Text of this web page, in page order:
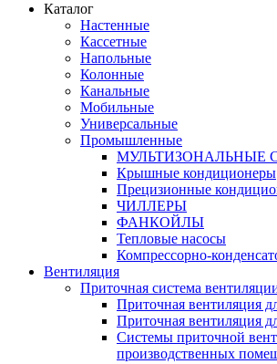
Каталог
Настенные
Кассетные
Напольные
Колонные
Канальные
Мобильные
Универсальные
Промышленные
МУЛЬТИЗОНАЛЬНЫЕ
Крышные кондиционеры
Прецизионные
ЧИЛЛЕРЫ
ФАНКОЙЛЫ
Тепловые насосы
Компрессорно-
Вентиляция
Приточная система
Приточная вентиляция
Приточная вентиляция
Системы приточной
производственных